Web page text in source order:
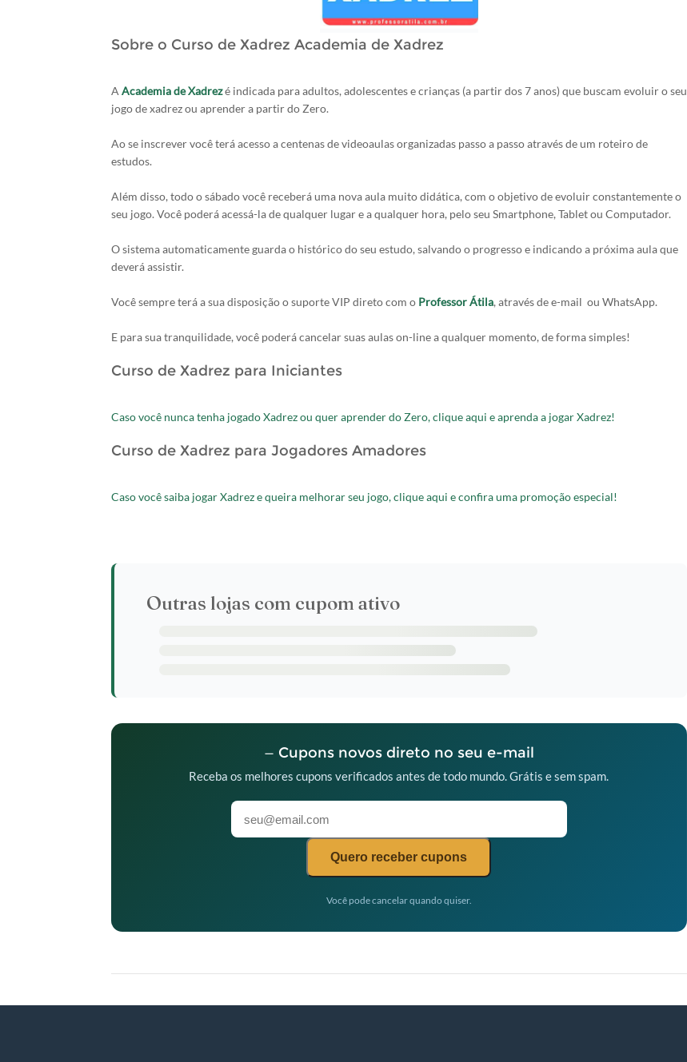
Sobre o Curso de Xadrez Academia de Xadrez
A Academia de Xadrezé indicada para adultos, adolescentes e crianças (a partir dos 7 anos) que buscam evoluir o seu
jogo de xadrez ou aprender a partir do Zero.
Ao se inscrever você terá acesso a centenas de videoaulas organizadas passo a passo através de um roteiro de
estudos.
Além disso, todo o sábado você receberá uma nova aula muito didática, com o objetivo de evoluir constantemente o
seu jogo. Você poderá acessá-la de qualquer lugar e a qualquer hora, pelo seu Smartphone, Tablet ou Computador.
O sistema automaticamente guarda o histórico do seu estudo, salvando o progresso e indicando a próxima aula que
deverá assistir.
Você sempre terá a sua disposição o suporte VIP direto com o Professor Átila, através de e-mail ou WhatsApp.
E para sua tranquilidade, você poderá cancelar suas aulas on-line a qualquer momento, de forma simples!
Curso de Xadrez para Iniciantes
Caso você nunca tenha jogado Xadrez ou quer aprender do Zero, clique aqui e aprenda a jogar Xadrez!
Curso de Xadrez para Jogadores Amadores
Caso você saiba jogar Xadrez e queira melhorar seu jogo, clique aqui e confira uma promoção especial!
Outras lojas com cupom ativo
— Cupons novos direto no seu e-mail
Receba os melhores cupons verificados antes de todo mundo. Grátis e sem spam.
Quero receber cupons
Você pode cancelar quando quiser.